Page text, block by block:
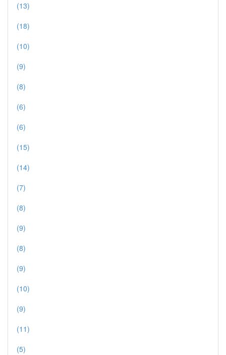
(13)
(18)
(10)
(9)
(8)
(6)
(6)
(15)
(14)
(7)
(8)
(9)
(8)
(9)
(10)
(9)
(11)
(5)